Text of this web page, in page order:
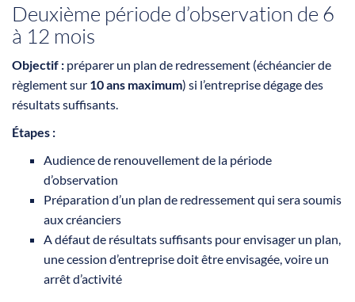
Deuxième période d’observation de 6
à 12 mois
Objectif : préparer un plan de redressement (échéancier de
règlement sur 10 ans maximum) si l’entreprise dégage des
résultats suffisants.
Étapes :
Audience de renouvellement de la période
d’observation
Préparation d’un plan de redressement qui sera soumis
aux créanciers
A défaut de résultats suffisants pour envisager un plan,
une cession d’entreprise doit être envisagée, voire un
arrêt d’activité